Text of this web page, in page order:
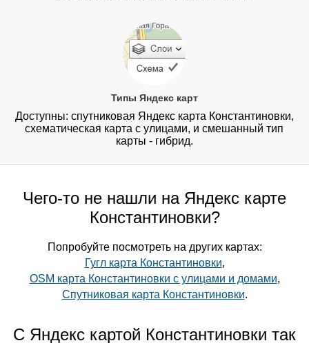
Типы Яндекс карт
Доступны: спутниковая Яндекс карта Константиновки,
схематическая карта с улицами, и смешанный тип
карты - гибрид.
Чего-то не нашли на Яндекс карте
Константиновки?
Попробуйте посмотреть на других картах:
Гугл карта Константиновки,
OSM карта Константиновки с улицами и домами,
Спутниковая карта Константиновки.
С Яндекс картой Константиновки так